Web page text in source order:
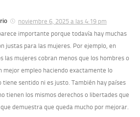
noviembre 6, 2025 a las 4:19 pm
importante porque todavía hay muchas
justas para las mujeres. Por ejemplo, en
las mujeres cobran menos que los hombres o
mejor empleo haciendo exactamente lo
tiene sentido ni es justo. También hay países
tienen los mismos derechos o libertades que
demuestra que queda mucho por mejorar.